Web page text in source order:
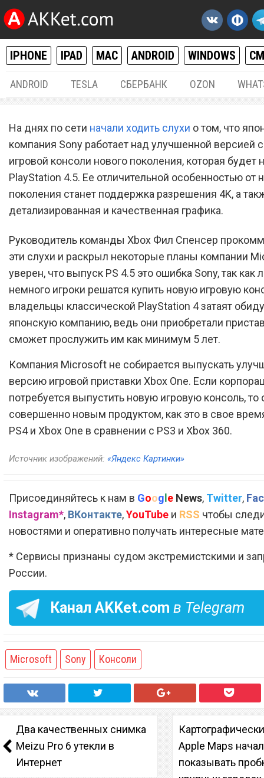
IPHONE IPAD MAC ANDROID WINDOWS
ANDROID TESLA СБЕРБАНК OZON
Microsoft не планирует
выпускать улучшенную
консоли Xbox One
На днях по сети начали ходить слухи о том, что
компания Sony работает над улучшенной версией
игровой консоли нового поколения, которая будет
PlayStation 4.5. Ее отличительной особенностью от
поколения станет поддержка разрешения 4K, а
детализированная и качественная графика.
Руководитель команды Xbox Фил Спенсер
эти слухи и раскрыл некоторые планы компании
уверен, что выпуск PS 4.5 это ошибка Sony, так как
немного игроки решатся купить новую игровую
владельцы классической PlayStation 4 затаят
японскую компанию, ведь они приобретали
сможет прослужить им как минимум 5 лет.
Компания Microsoft не собирается выпускать
версию игровой приставки Xbox One. Если
потребуется выпустить новую игровую консоль, то
совершенно новым продуктом, как это в свое
PS4 и Xbox One в сравнении с PS3 и Xbox 360.
Источник изображений: «Яндекс Картинки»
Присоединяйтесь к нам в Goog e News, Twitter,
Instagram*, ВКонтакте,YouTube и RSS чтобы
новостями и оперативно получать интересные
* Сервисы признаны судом экстремистскими и
России.
Канал AKKet.com в Telegram
Microsoft Sony Консоли
Два качественных снимка
Meizu Pro 6 утекли в
Интернет
Apple Maps начал
показывать